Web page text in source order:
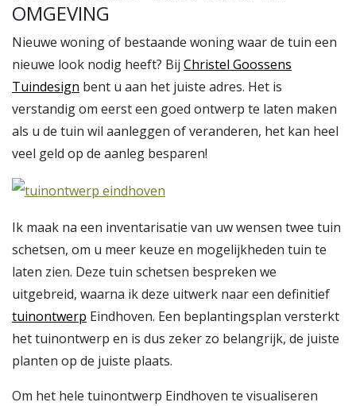
OMGEVING
Nieuwe woning of bestaande woning waar de tuin een
nieuwe look nodig heeft? Bij Christel Goossens
Tuindesign bent u aan het juiste adres. Het is
verstandig om eerst een goed ontwerp te laten maken
als u de tuin wil aanleggen of veranderen, het kan heel
veel geld op de aanleg besparen!
Ik maak na een inventarisatie van uw wensen twee tuin
schetsen, om u meer keuze en mogelijkheden tuin te
laten zien. Deze tuin schetsen bespreken we
uitgebreid, waarna ik deze uitwerk naar een definitief
tuinontwerp Eindhoven. Een beplantingsplan versterkt
het tuinontwerp en is dus zeker zo belangrijk, de juiste
planten op de juiste plaats.
Om het hele tuinontwerp Eindhoven te visualiseren